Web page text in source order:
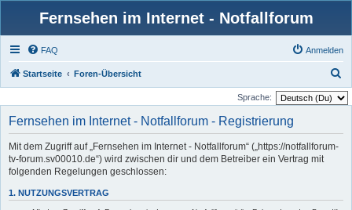
Fernsehen im Internet - Notfallforum
FAQ Anmelden
Startseite Foren-Übersicht
u
Sprache:
Fernsehen im Internet - Notfallforum - Registrierung
Mit dem Zugriff auf „Fernsehen im Internet - Notfallforum“ („https://notfallforum-
tv-forum.sv00010.de“) wird zwischen dir und dem Betreiber ein Vertrag mit
folgenden Regelungen geschlossen:
1. NUTZUNGSVERTRAG